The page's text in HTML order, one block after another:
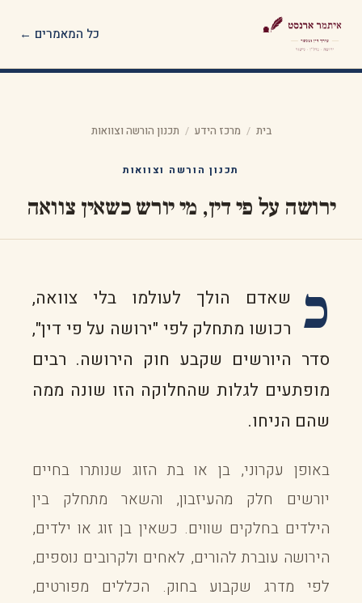
כל המאמרים ←
בית / מרכז הידע / תכנון הורשה וצוואות
תכנון הורשה וצוואות
ירושה על פי דין, מי יורש כשאין צוואה
כ שאדם הולך לעולמו בלי צוואה,
רכושו מתחלק לפי "ירושה על פי דין",
סדר היורשים שקבע חוק הירושה. רבים
מופתעים לגלות שהחלוקה הזו שונה ממה
שהם הניחו.
באופן עקרוני, בן או בת הזוג שנותרו בחיים
יורשים חלק מהעיזבון, והשאר מתחלק בין
הילדים בחלקים שווים. כשאין בן זוג או ילדים,
הירושה עוברת להורים, לאחים ולקרובים נוספים,
לפי מדרג שקבוע בחוק. הכללים מפורטים,